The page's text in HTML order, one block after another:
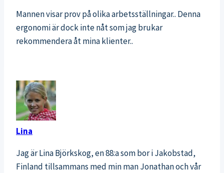
Mannen visar prov på olika arbetsställningar.. Denna
ergonomi är dock inte nåt som jag brukar
rekommendera åt mina klienter..
Lina
Jag är Lina Björkskog, en 88:a som bor i Jakobstad,
Finland tillsammans med min man Jonathan och vår